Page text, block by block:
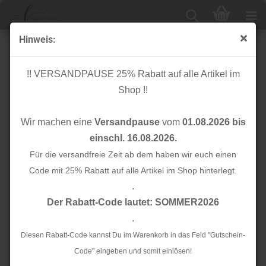
Hinweis:
!! VERSANDPAUSE 25% Rabatt auf alle Artikel im
Shop !!
Wir machen eine Versandpausevom 01.08.2026 bis
einschl. 16.08.2026.
Für die versandfreie Zeit ab dem haben wir euch einen
Code mit 25% Rabatt auf alle Artikel im Shop hinterlegt.
.
Der Rabatt-Code lautet: SOMMER2026
.
Diesen Rabatt-Code kannst Du im Warenkorb in das Feld "Gutschein-
Code" eingeben und somit einlösen!
Taschenzubehör
Paspel- / Schrägband
Quasten Ripsband
Verschlüsse Vlies